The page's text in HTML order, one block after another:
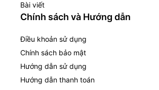
Bài viết
Chính sách và Hướng dẫn
Điều khoản sử dụng
Chính sách bảo mật
Hướng dẫn sử dụng
Hướng dẫn thanh toán